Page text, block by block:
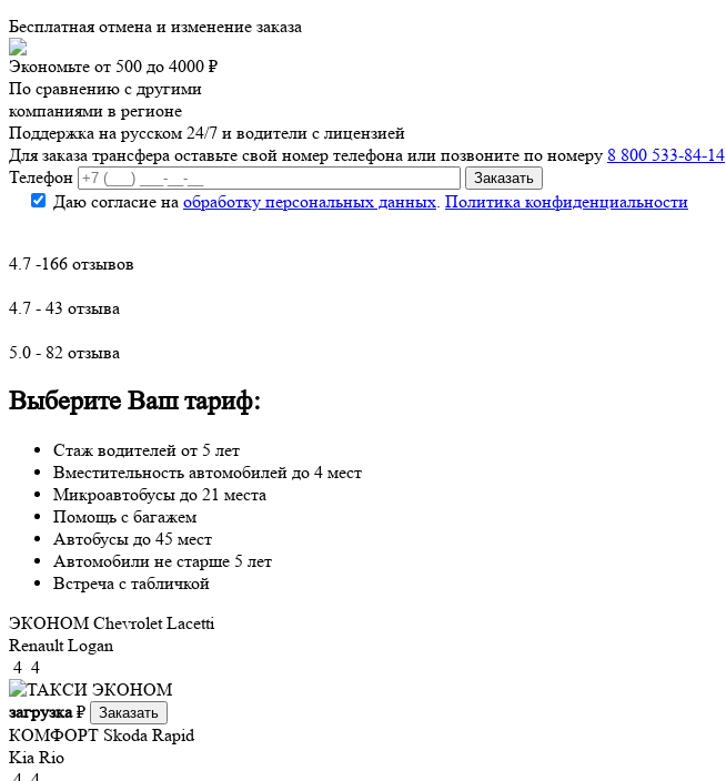
Бесплатная отмена и изменение заказа
Экономьте от 500 до 4000 ₽
По сравнению с другими
компаниями в регионе
Поддержка на русском 24/7 и водители с лицензией
Для заказа трансфера оставьте свой номер телефона или позвоните по номеру 8 800 533-84-14
Телефон
Даю согласие на обработку персональных данных. Политика конфиденциальности
4.7 -166 отзывов
4.7 - 43 отзыва
5.0 - 82 отзыва
Выберите Ваш тариф:
Стаж водителей от 5 лет
Вместительность автомобилей до 4 мест
Микроавтобусы до 21 места
Помощь с багажем
Автобусы до 45 мест
Автомобили не старше 5 лет
Встреча с табличкой
ЭКОНОМ Chevrolet Lacetti
Renault Logan
4 4
загрузка₽ Заказать
КОМФОРТ Skoda Rapid
Kia Rio